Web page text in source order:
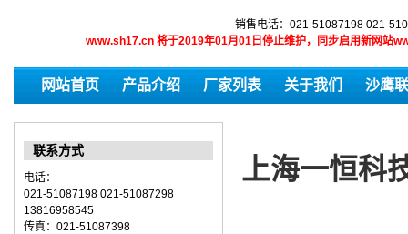
销售电话：021-51087198 021-
www.sh17.cn 将于2019年01月01日停止维护，同步启用新网站
网站首页 产品介绍 厂家列表 关于我们 沙鹰
联系方式
电话：
021-51087198 021-51087298
13816958545
传真：021-51087398
上海一恒科